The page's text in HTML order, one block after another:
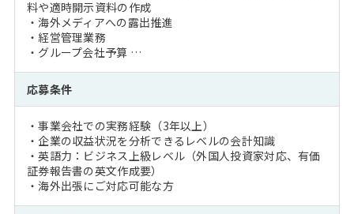
料や適時開示資料の作成
・海外メディアへの露出推進
・経営管理業務
・グループ会社予算 …
応募条件
・事業会社での実務経験（3年以上）
・企業の収益状況を分析できるレベルの会計知識
・英語力：ビジネス上級レベル（外国人投資家対応、有価
証券報告書の英文作成要）
・海外出張にご対応可能な方